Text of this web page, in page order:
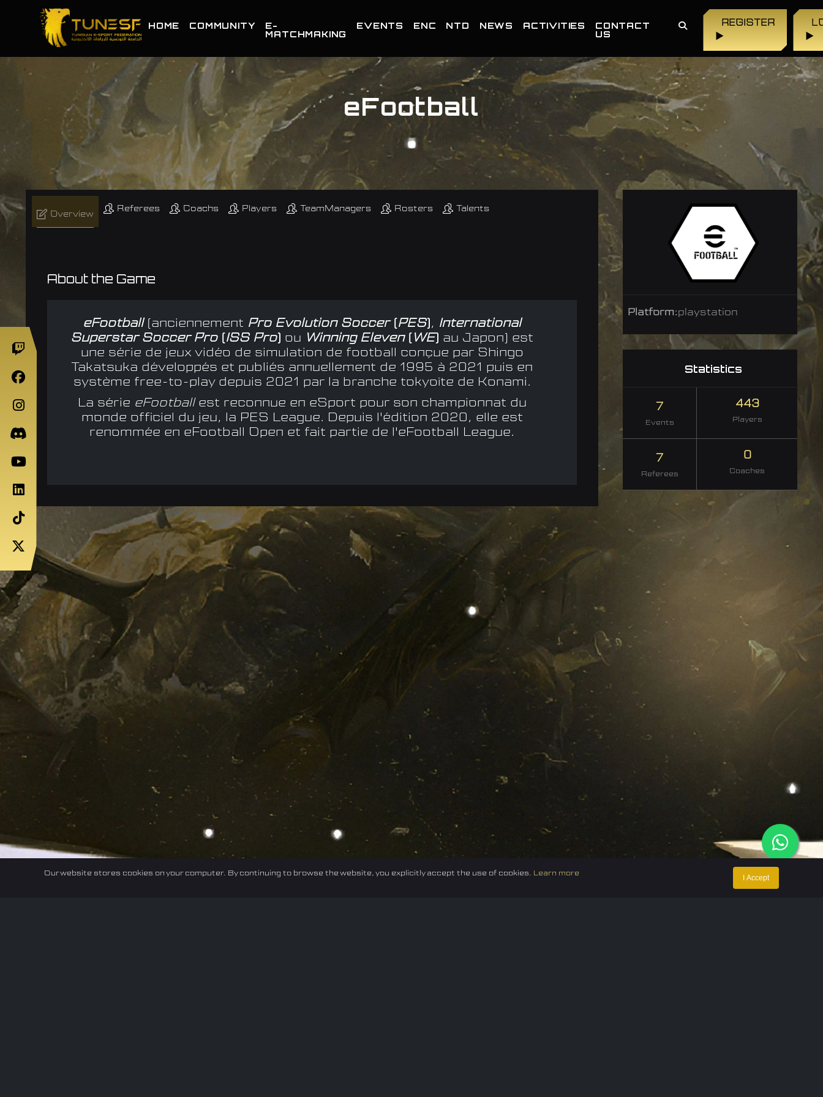
HOME COMMUNITY
E-
MATCHMAKING
EVENTS ENC NTD NEWS ACTIVITIES
CONTACT
US
REGISTER
▶
▶
eFootball
Overview
Referees Coachs Players TeamManagers Rosters Talents
About the Game
eFootball(anciennement Pro Evolution Soccer( PES), International
Superstar Soccer Pro( ISS Pro) ou Winning Eleven( WE ) au Japon) est
une série de jeux vidéo de simulation de football conçue par Shingo
Takatsuka développés et publiés annuellement de 1995 à 2021 puis en
système free-to-play depuis 2021 par la branche tokyoïte de Konami.
La série eFootballest reconnue en eSport pour son championnat du
monde officiel du jeu, la PES League. Depuis l'édition 2020, elle est
renommée en eFootball Open et fait partie de l'eFootball League.
Platform:playstation
Statistics
7
Events
443
Players
7
Referees
0
Coaches
Our website stores cookies on your computer. By continuing to browse the website, you explicitly accept the use of cookies. Learn more
I Accept